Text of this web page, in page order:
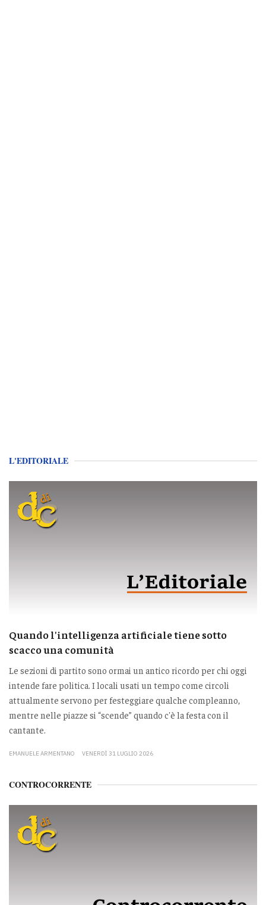
L'EDITORIALE
Quando l'intelligenza artificiale tiene sotto
scacco una comunità
Le sezioni di partito sono ormai un antico ricordo per chi oggi
intende fare politica. I locali usati un tempo come circoli
attualmente servono per festeggiare qualche compleanno,
mentre nelle piazze si “scende” quando c'è la festa con il
cantante.
EMANUELE ARMENTANO VENERDÌ 31 LUGLIO 2026
CONTROCORRENTE